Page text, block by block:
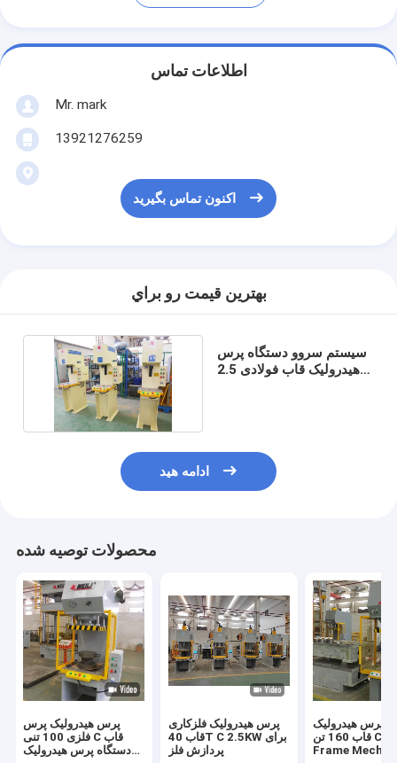
اطلاعات تماس
Mr. mark
13921276259
اکنون تماس بگیرید
بهترين قيمت رو براي
سیستم سروو دستگاه پرس
هیدرولیک قاب فولادی 2.5T
ادامه هید
محصولات توصیه شده
پرس هیدرولیک پرس
فلزی 100 تنی C قاب
دستگاه پرس هیدرولیک
پرس هیدرولیک فلزکاری
قاب 40T C 2.5KW برای
پردازش فلز
پرس هیدرولیک
قاب 160 تن C TPC C
Frame